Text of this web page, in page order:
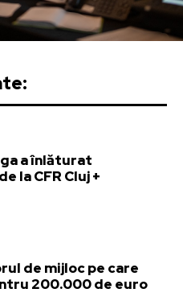
a înlăturat
la CFR Cluj +
de mijloc pe care
200.000 de euro